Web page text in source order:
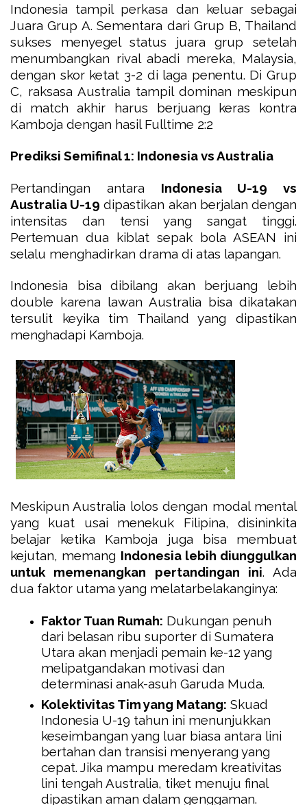
Indonesia tampil perkasa dan keluar sebagai
Juara Grup A. Sementara dari Grup B, Thailand
sukses menyegel status juara grup setelah
menumbangkan rival abadi mereka, Malaysia,
dengan skor ketat 3-2 di laga penentu. Di Grup
C, raksasa Australia tampil dominan meskipun
di match akhir harus berjuang keras kontra
Kamboja dengan hasil Fulltime 2:2
Prediksi Semifinal 1: Indonesia vs Australia
Pertandingan antara Indonesia U-19 vs
Australia U-19 dipastikan akan berjalan dengan
intensitas dan tensi yang sangat tinggi.
Pertemuan dua kiblat sepak bola ASEAN ini
selalu menghadirkan drama di atas lapangan.
Indonesia bisa dibilang akan berjuang lebih
double karena lawan Australia bisa dikatakan
tersulit keyika tim Thailand yang dipastikan
menghadapi Kamboja.
Meskipun Australia lolos dengan modal mental
yang kuat usai menekuk Filipina, disininkita
belajar ketika Kamboja juga bisa membuat
kejutan, memang Indonesia lebih diunggulkan
untuk memenangkan pertandingan ini. Ada
dua faktor utama yang melatarbelakanginya:
Faktor Tuan Rumah: Dukungan penuh
dari belasan ribu suporter di Sumatera
Utara akan menjadi pemain ke-12 yang
melipatgandakan motivasi dan
determinasi anak-asuh Garuda Muda.
Kolektivitas Tim yang Matang: Skuad
Indonesia U-19 tahun ini menunjukkan
keseimbangan yang luar biasa antara lini
bertahan dan transisi menyerang yang
cepat. Jika mampu meredam kreativitas
lini tengah Australia, tiket menuju final
dipastikan aman dalam genggaman.